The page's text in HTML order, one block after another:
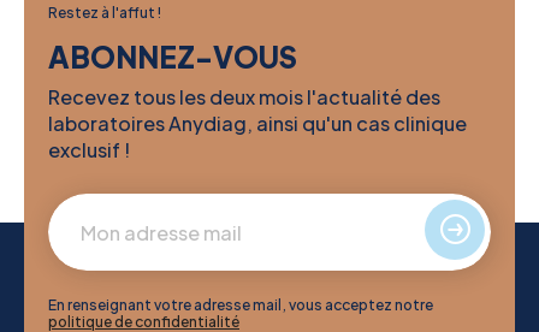
Restez à l'affut !
ABONNEZ-VOUS
Recevez tous les deux mois l'actualité des
laboratoires Anydiag, ainsi qu'un cas clinique
exclusif !
En renseignant votre adresse mail, vous acceptez notre
politique de confidentialité